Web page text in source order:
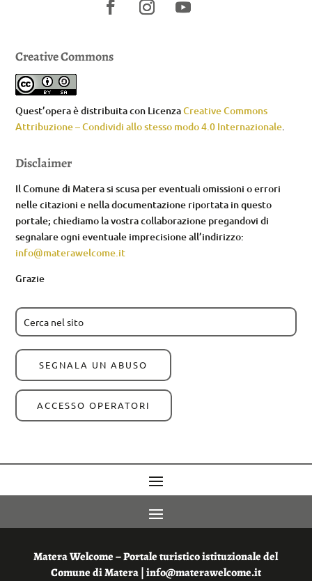
Creative Commons
Quest’opera è distribuita con LicenzaCreative Commons
Attribuzione – Condividi allo stesso modo 4.0 Internazionale.
Disclaimer
Il Comune di Matera si scusa per eventuali omissioni o errori
nelle citazioni e nella documentazione riportata in questo
portale; chiediamo la vostra collaborazione pregandovi di
segnalare ogni eventuale imprecisione all’indirizzo:
info@materawelcome.it
Grazie
SEGNALA UN ABUSO
ACCESSO OPERATORI
Matera Welcome – Portale turistico istituzionale del
Comune di Matera | info@materawelcome.it